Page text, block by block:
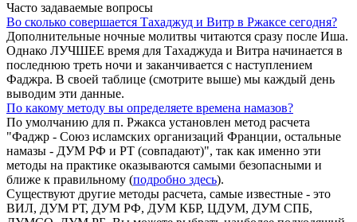
Часто задаваемые вопросы
Во сколько совершается Тахаджуд и Витр в Ржаксе сегодня?
Дополнительные ночные молитвы читаются сразу после Иша.
Однако ЛУЧШЕЕ время для Тахаджуда и Витра начинается в
последнюю треть ночи и заканчивается с наступлением
Фаджра. В своей таблице (смотрите выше) мы каждый день
выводим эти данные.
По какому методу вы определяете времена намазов?
По умолчанию для п. Ржакса установлен метод расчета
"Фаджр - Союз исламских организаций Франции, остальные
намазы - ДУМ РФ и РТ (совпадают)", так как именно эти
методы на практике оказываются самыми безопасными и
ближе к правильному (подробно здесь).
Существуют другие методы расчета, самые известные - это
ВИЛ, ДУМ РТ, ДУМ РФ, ДУМ КБР, ЦДУМ, ДУМ СПБ,